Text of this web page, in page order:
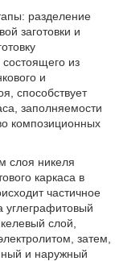
разделение
заготовки и
состоящего из
и
способствует
заполняемости
композиционных
слоя никеля
каркаса в
частичное
углеграфитовый
слой,
затем,
и наружный